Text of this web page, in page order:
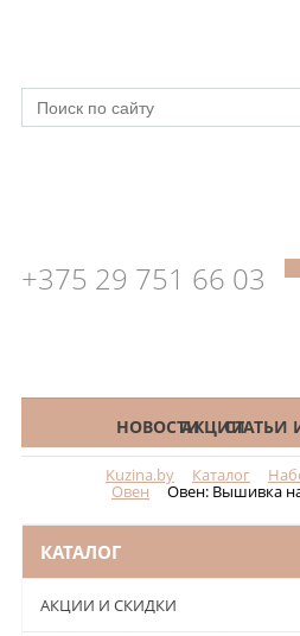
+375 29 751 66 03
КАТАЛОГНОВОСТИАКЦИИСТАТЬИ
Kuzina.by Каталог
Овен Овен: Вышивка
КАТАЛОГ
АКЦИИ И СКИДКИ